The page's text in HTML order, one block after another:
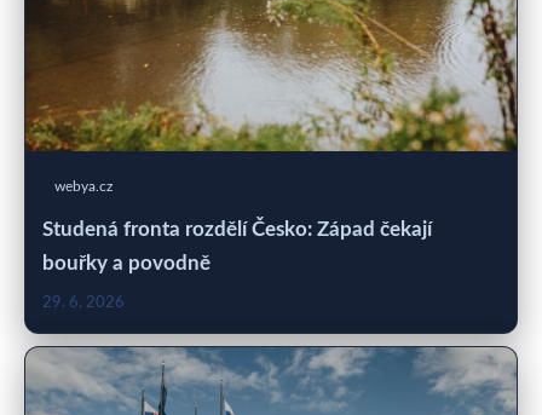
webya.cz
Studená fronta rozdělí Česko: Západ čekají
bouřky a povodně
29. 6. 2026